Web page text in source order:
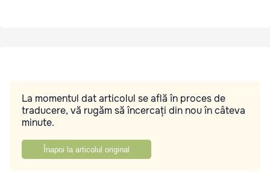
La momentul dat articolul se află în proces de
traducere, vă rugăm să încercați din nou în câteva
minute.
Înapoi la articolul original